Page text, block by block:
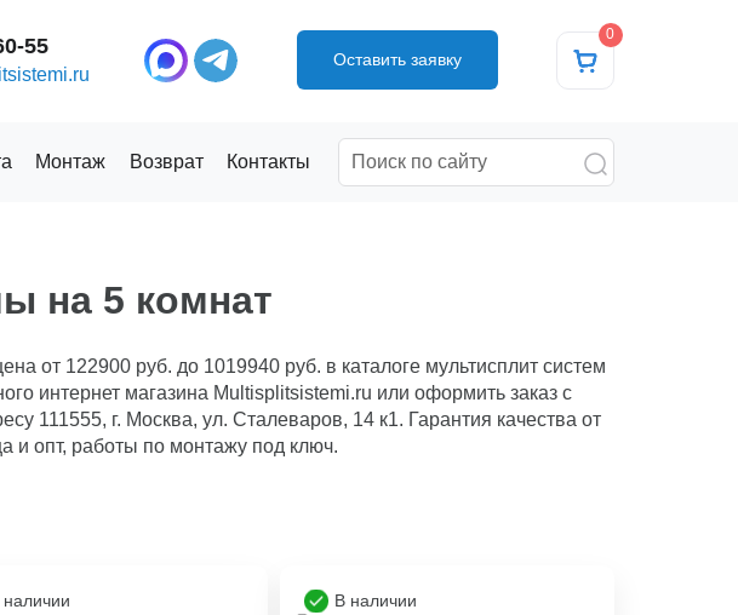
55
Оставить заявку
0
Монтаж Возврат Контакты
на 5 комнат
от 122900 руб. до 1019940 руб. в каталоге мультисплит систем
интернет магазина Multisplitsistemi.ru или оформить заказ с
111555, г. Москва, ул. Сталеваров, 14 к1. Гарантия качества от
и опт, работы по монтажу под ключ.
наличии В наличии